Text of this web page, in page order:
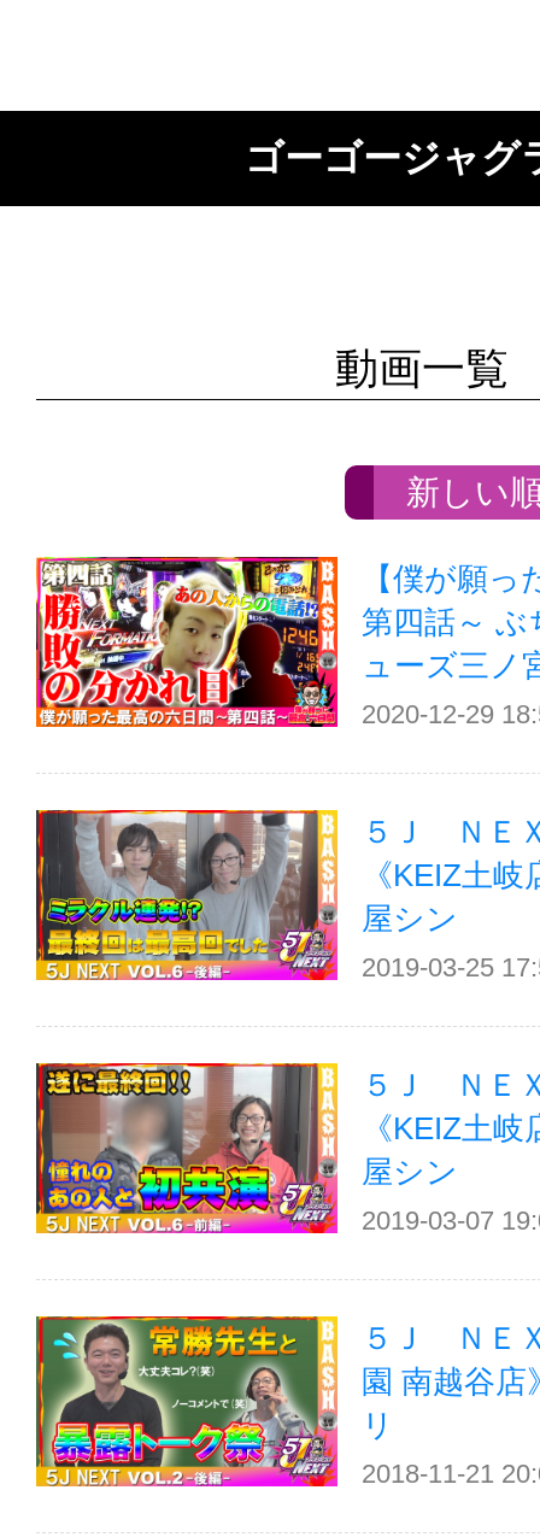
ゴーゴージャグ
動画一覧
新しい
【僕が願
第四話～
ューズ三ノ
2020-12-29
５Ｊ ＮＥ
《KEIZ土
屋シン
2019-03-25
５Ｊ ＮＥ
《KEIZ土
屋シン
2019-03-07
５Ｊ ＮＥ
園 南越谷
リ
2018-11-21